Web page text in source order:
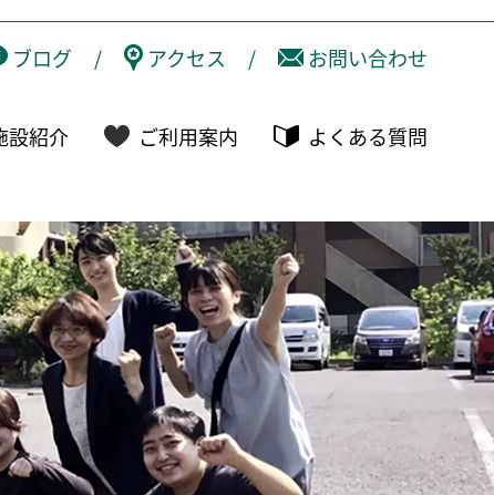
ブログ / アクセス / お問い合わせ
設紹介 ご利用案内 よくある質問